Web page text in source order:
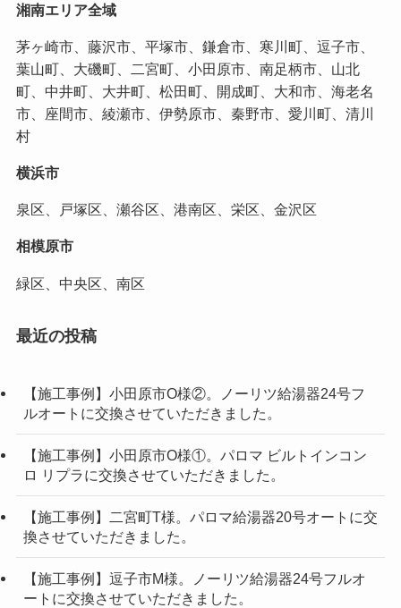
湘南エリア全域
茅ヶ崎市、藤沢市、平塚市、鎌倉市、寒川町、逗子市、
葉山町、大磯町、二宮町、小田原市、南足柄市、山北
町、中井町、大井町、松田町、開成町、大和市、海老名
市、座間市、綾瀬市、伊勢原市、秦野市、愛川町、清川
村
横浜市
泉区、戸塚区、瀬谷区、港南区、栄区、金沢区
相模原市
緑区、中央区、南区
最近の投稿
【施工事例】小田原市O様②。ノーリツ給湯器24号フ
ルオートに交換させていただきました。
【施工事例】小田原市O様①。パロマ ビルトインコン
ロ リプラに交換させていただきました。
【施工事例】二宮町T様。パロマ給湯器20号オートに交
換させていただきました。
【施工事例】逗子市M様。ノーリツ給湯器24号フルオ
ートに交換させていただきました。